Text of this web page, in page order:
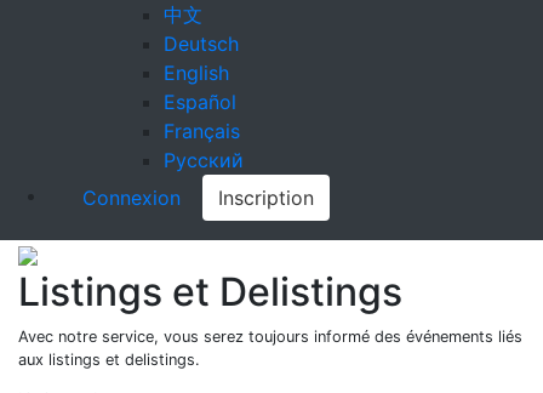
中文
Deutsch
English
Español
Français
Русский
Connexion
Inscription
Listings et Delistings
Avec notre service, vous serez toujours informé des événements liés
aux listings et delistings.